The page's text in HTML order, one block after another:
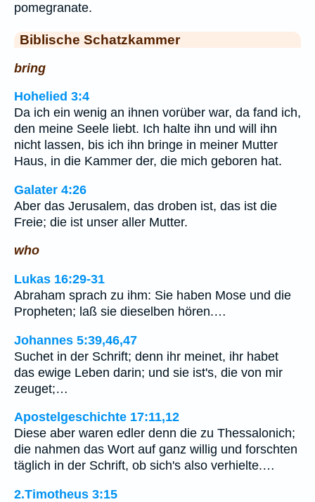
pomegranate.
Biblische Schatzkammer
bring
Hohelied 3:4
Da ich ein wenig an ihnen vorüber war, da fand ich,
den meine Seele liebt. Ich halte ihn und will ihn
nicht lassen, bis ich ihn bringe in meiner Mutter
Haus, in die Kammer der, die mich geboren hat.
Galater 4:26
Aber das Jerusalem, das droben ist, das ist die
Freie; die ist unser aller Mutter.
who
Lukas 16:29-31
Abraham sprach zu ihm: Sie haben Mose und die
Propheten; laß sie dieselben hören.…
Johannes 5:39,46,47
Suchet in der Schrift; denn ihr meinet, ihr habet
das ewige Leben darin; und sie ist's, die von mir
zeuget;…
Apostelgeschichte 17:11,12
Diese aber waren edler denn die zu Thessalonich;
die nahmen das Wort auf ganz willig und forschten
täglich in der Schrift, ob sich's also verhielte.…
2.Timotheus 3:15